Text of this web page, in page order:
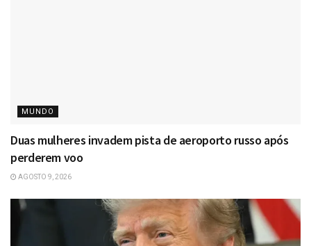
MUNDO
Duas mulheres invadem pista de aeroporto russo após
perderem voo
AGOSTO 9, 2026